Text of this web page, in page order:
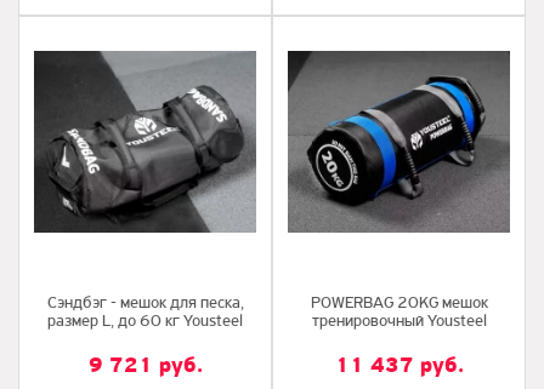
Сэндбэг - мешок для песка,
размер L, до 60 кг Yousteel
9 721 руб.
POWERBAG 20KG мешок
тренировочный Yousteel
11 437 руб.